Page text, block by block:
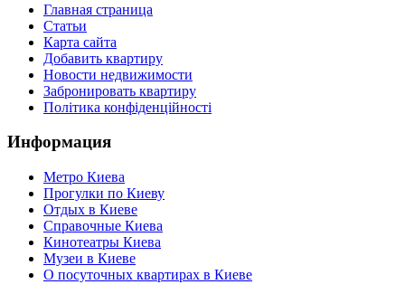
Главная страница
Статьи
Карта сайта
Добавить квартиру
Новости недвижимости
Забронировать квартиру
Політика конфіденційності
Информация
Метро Киева
Прогулки по Киеву
Отдых в Киеве
Справочные Киева
Кинотеатры Киева
Музеи в Киеве
О посуточных квартирах в Киеве